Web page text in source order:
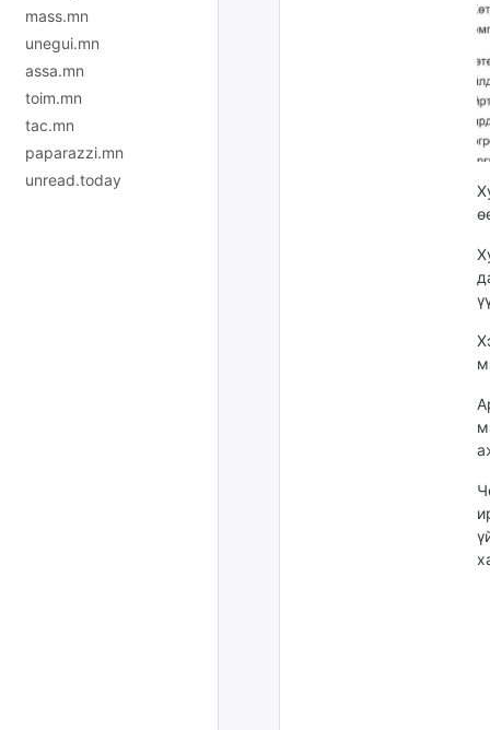
mass.mn
unegui.mn
assa.mn
toim.mn
tac.mn
paparazzi.mn
unread.today